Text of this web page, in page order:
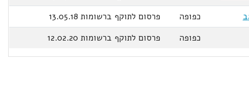
כפופה
פרסום לתוקף ברשומות 13.05.18
כפופה פרסום לתוקף ברשומות 12.02.20